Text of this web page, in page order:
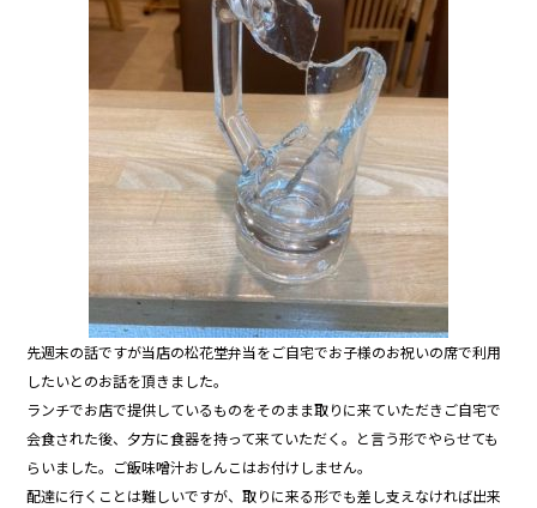
先週末の話ですが当店の松花堂弁当をご自宅でお子様のお祝いの席で利用
したいとのお話を頂きました。
ランチでお店で提供しているものをそのまま取りに来ていただきご自宅で
会食された後、夕方に食器を持って来ていただく。と言う形でやらせても
らいました。ご飯味噌汁おしんこはお付けしません。
配達に行くことは難しいですが、取りに来る形でも差し支えなければ出来